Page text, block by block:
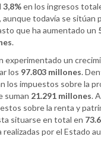
3,8%en los ingresos
, aunque todavía se sitúan
que ha aumentado un
.
experimentado un
los 97.803 millones.
los impuestos sobre la
suman 21.291 millones.
sobre la renta y
situarse en total en
por el Estado